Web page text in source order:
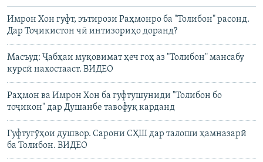
Имрон Хон гуфт, эътирози Раҳмонро ба "Толибон" расонд.
Дар Тоҷикистон чӣ интизориҳо доранд?
Масъуд: Ҷабҳаи муқовимат ҳеч гоҳ аз "Толибон" мансабу
курсӣ нахостааст. ВИДЕО
Раҳмон ва Имрон Хон ба гуфтушуниди "Толибон бо
тоҷикон" дар Душанбе тавофуқ карданд
Гуфтугӯҳои душвор. Сарони СҲШ дар талоши ҳамназарӣ
ба Толибон. ВИДЕО